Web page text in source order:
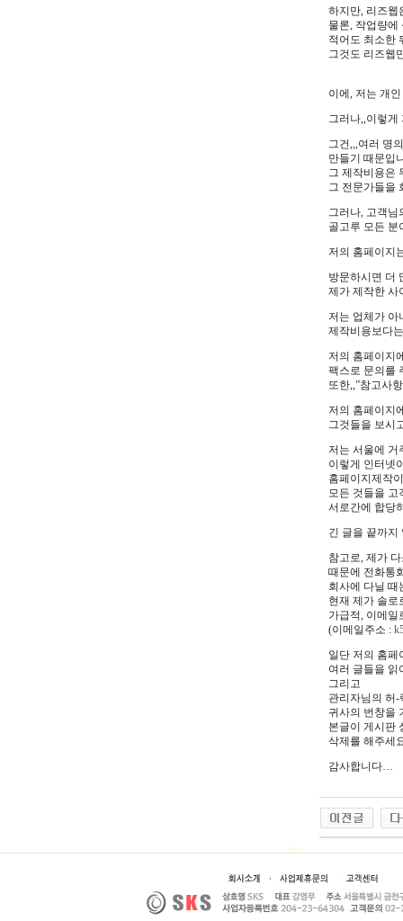
하지만, 리즈웹
물론, 작업량에
적어도 최소한
그것도 리즈웹
이에, 저는 개
그러나,,이렇게
그건,,,여러 명
만들기 때문입
그 제작비용은
그 전문가들을
그러나, 고객님
골고루 모든 분
저의 홈페이지
방문하시면 더
제가 제작한 사
저는 업체가 아
제작비용보다
저의 홈페이지
팩스로 문의를
또한,,”참고사
저의 홈페이지
그것들을 보시
저는 서울에 거
이렇게 인터넷
홈페이지제작
모든 것들을 고
서로간에 합당
긴 글을 끝까지
참고로, 제가
때문에 전화통
회사에 다닐 때
현재 제가 솔로
가급적, 이메일
(이메일주소 :
일단 저의 홈페
여러 글들을 읽
그리고
관리자님의 허
귀사의 번창을
본글이 게시판
삭제를 해주세
감사합니다…